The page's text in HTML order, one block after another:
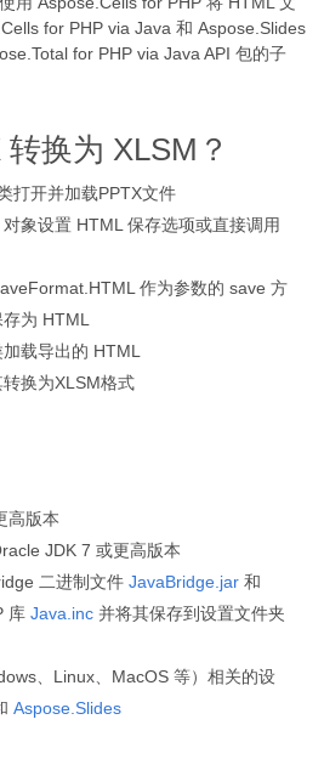
for PHP via Java 和 Aspose.Slides
for PHP via Java API 包的子
换为 XLSM？
打开并加载PPTX文件
象设置 HTML 保存选项或直接调用
作为参数的 save 方
为 HTML
载导出的 HTML
换为XLSM格式
高版本
JDK 7 或更高版本
二进制文件 JavaBridge.jar 和
库 Java.inc 并将其保存到设置文件夹
、Linux、MacOS 等）相关的设
Aspose.Slides